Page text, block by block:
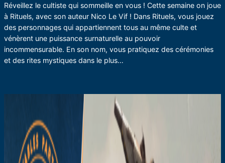
Réveillez le cultiste qui sommeille en vous ! Cette semaine on joue
à Rituels, avec son auteur Nico Le Vif ! Dans Rituels, vous jouez
des personnages qui appartiennent tous au même culte et
vénèrent une puissance surnaturelle au pouvoir
incommensurable. En son nom, vous pratiquez des cérémonies
et des rites mystiques dans le plus…